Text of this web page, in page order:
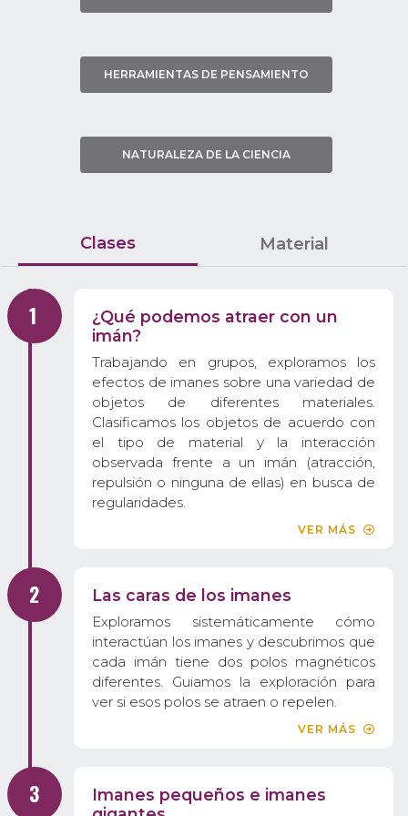
HERRAMIENTAS DE PENSAMIENTO
NATURALEZA DE LA CIENCIA
Clases Material
¿Qué podemos atraer con un
imán?
Trabajando en grupos, exploramos los
efectos de imanes sobre una variedad de
objetos de diferentes materiales.
Clasificamos los objetos de acuerdo con
el tipo de material y la interacción
observada frente a un imán (atracción,
repulsión o ninguna de ellas) en busca de
regularidades.
VER MÁS
Las caras de los imanes
Exploramos sistemáticamente cómo
interactúan los imanes y descubrimos que
cada imán tiene dos polos magnéticos
diferentes. Guiamos la exploración para
ver si esos polos se atraen o repelen.
VER MÁS
Imanes pequeños e imanes